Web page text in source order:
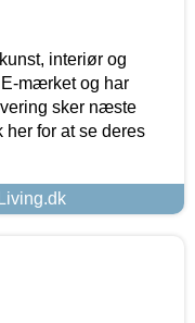
interiør og
mærket og har
sker næste
for at se deres